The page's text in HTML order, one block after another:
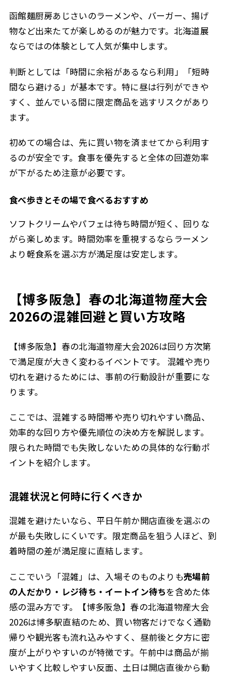
函館麺厨房あじさいのラーメンや、バーガー、揚げ
物など出来たてが楽しめるのが魅力です。北海道展
ならではの体験として人気が集中します。
判断としては「時間に余裕があるなら利用」「短時
間なら避ける」が基本です。特に昼は行列ができや
すく、並んでいる間に限定商品を逃すリスクがあり
ます。
初めての場合は、先に買い物を済ませてから利用す
るのが安全です。食事を優先すると全体の回遊効率
が下がるため注意が必要です。
食べ歩きとその場で食べるおすすめ
ソフトクリームやパフェは待ち時間が短く、回りな
がら楽しめます。時間効率を重視するならラーメン
より軽食系を選ぶ方が満足度は安定します。
【博多阪急】春の北海道物産大会
2026の混雑回避と買い方攻略
【博多阪急】春の北海道物産大会2026は回り方次第
で満足度が大きく変わるイベントです。 混雑や売り
切れを避けるためには、事前の行動設計が重要にな
ります。
ここでは、混雑する時間帯や売り切れやすい商品、
効率的な回り方や優先順位の決め方を解説します。
限られた時間でも失敗しないための具体的な行動ポ
イントを紹介します。
混雑状況と何時に行くべきか
混雑を避けたいなら、平日午前か開店直後を選ぶの
が最も失敗しにくいです。限定商品を狙う人ほど、到
着時間の差が満足度に直結します。
ここでいう「混雑」は、入場そのものよりも売場前
の人だかり・レジ待ち・イートイン待ちを含めた体
感の混み方です。【博多阪急】春の北海道物産大会
2026は博多駅直結のため、買い物客だけでなく通勤
帰りや観光客も流れ込みやすく、昼前後と夕方に密
度が上がりやすいのが特徴です。午前中は商品が揃
いやすく比較しやすい反面、土日は開店直後から動